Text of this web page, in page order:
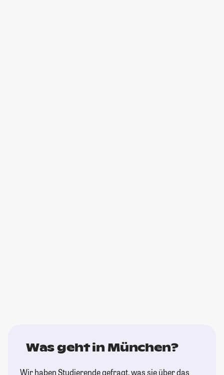
Was geht in München?
Wir haben Studierende gefragt, was sie über das